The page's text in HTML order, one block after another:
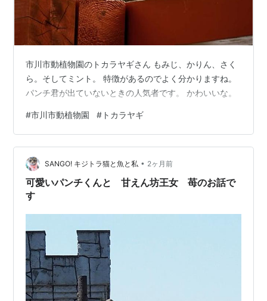
市川市動植物園のトカラヤギさん もみじ、かりん、さく
ら。そしてミント。 特徴があるのでよく分かりますね。
パンチ君が出ていないときの人気者です。 かわいいな。
#市川市動植物園 # トカラヤギ
SANGO! キジトラ猫と魚と私 • 2ヶ月前
可愛いパンチくんと 甘えん坊王女 苺のお話で
す